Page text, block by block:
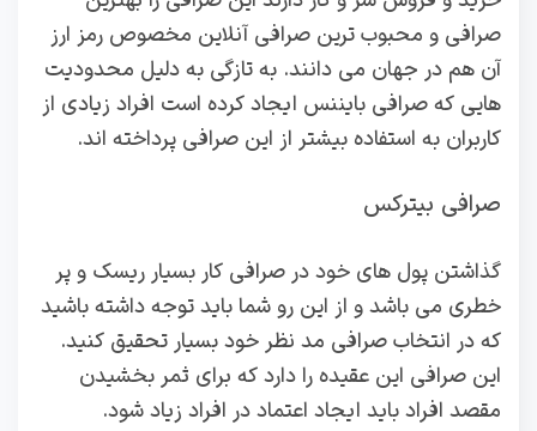
صرافی و محبوب ترین صرافی آنلاین مخصوص رمز ارز
آن هم در جهان می دانند. به تازگی به دلیل محدودیت
هایی که صرافی بایننس ایجاد کرده است افراد زیادی از
کاربران به استفاده بیشتر از این صرافی پرداخته اند.
صرافی بیترکس
گذاشتن پول های خود در صرافی کار بسیار ریسک و پر
خطری می باشد و از این رو شما باید توجه داشته باشید
که در انتخاب صرافی مد نظر خود بسیار تحقیق کنید.
این صرافی این عقیده را دارد که برای ثمر بخشیدن
مقصد افراد باید ایجاد اعتماد در افراد زیاد شود.